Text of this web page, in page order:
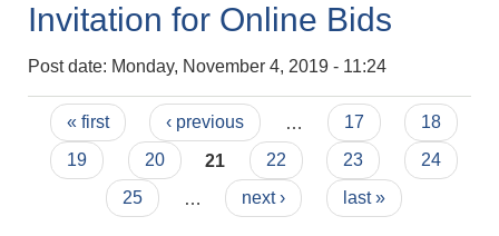
Invitation for Online Bids
Post date: Monday, November 4, 2019 - 11:24
Pages
« first ‹ previous 17
18
19
20 21 22 23
24
25
next › last »